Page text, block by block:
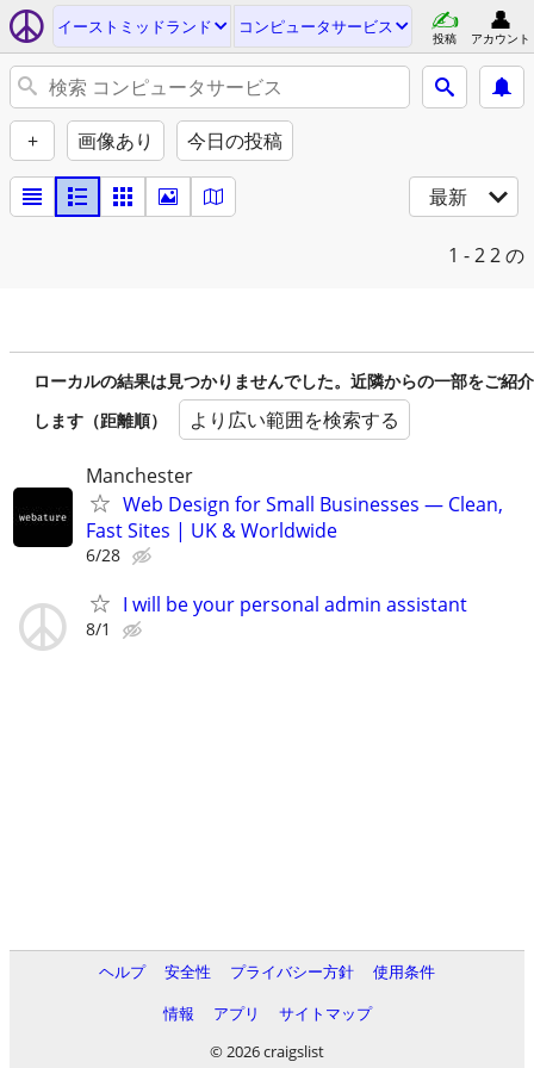
イーストミッドランド コンピュータサービス
投稿 アカウント
+ 画像あり 今日の投稿
最新
1 - 22 の
ローカルの結果は見つかりませんでした。近隣からの一部をご紹介
します（距離順）
より広い範囲を検索する
Manchester
Web Design for Small Businesses — Clean,
Fast Sites | UK & Worldwide
6/28
I will be your personal admin assistant
8/1
ヘルプ 安全性 プライバシー方針
使用条件
情報
アプリ
サイトマップ
© 2026 craigslist